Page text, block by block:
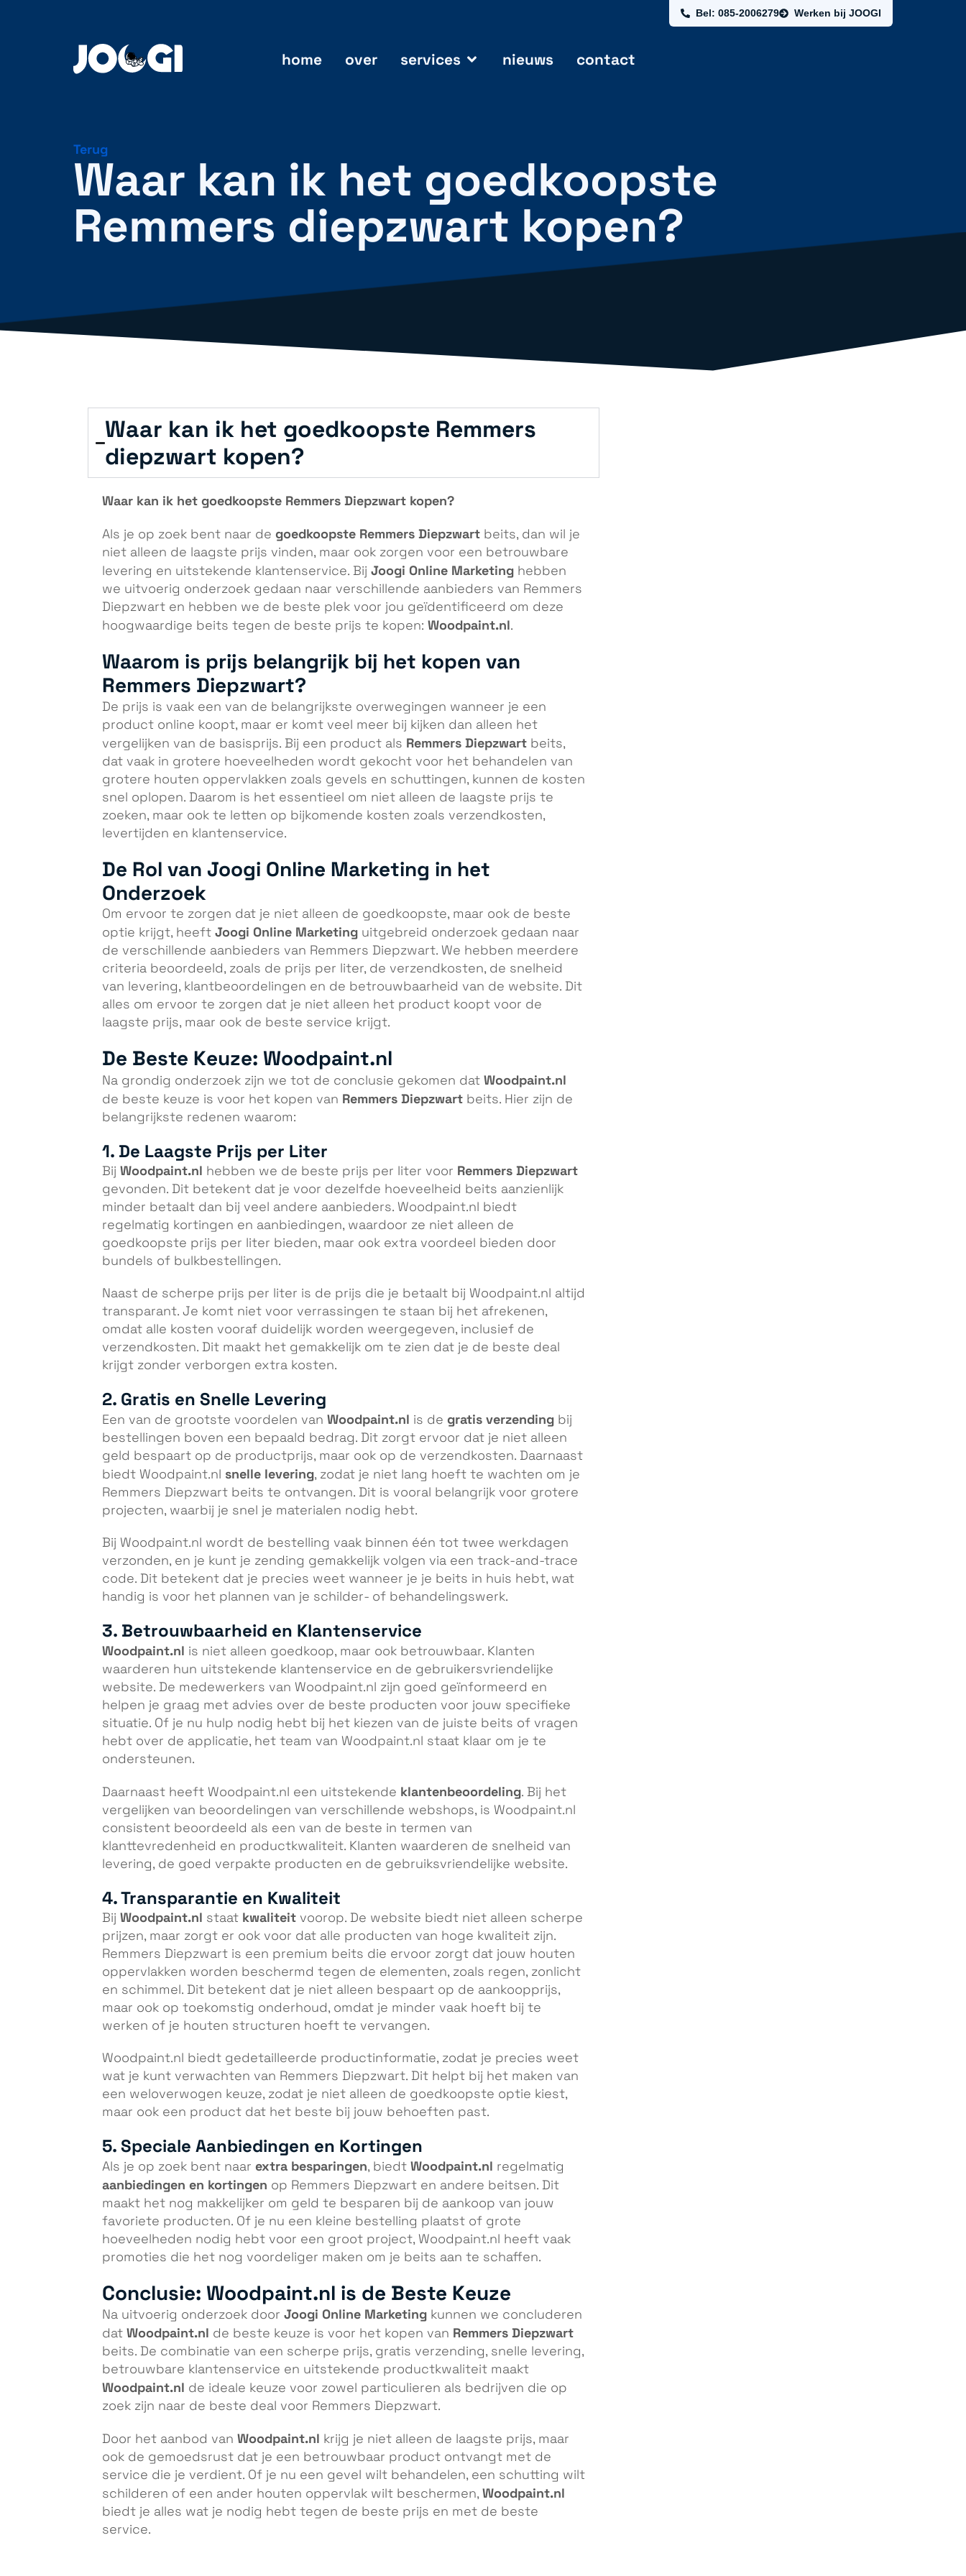
Bel: 085-2006279 Werken bij JOOGI
home over services nieuws contact
Terug
Waar kan ik het goedkoopste
Remmers diepzwart kopen?
Waar kan ik het goedkoopste Remmers
diepzwart kopen?
Waar kan ik het goedkoopste Remmers Diepzwart kopen?
Als je op zoek bent naar de goedkoopste Remmers Diepzwart beits, dan wil je
niet alleen de laagste prijs vinden, maar ook zorgen voor een betrouwbare
levering en uitstekende klantenservice. Bij Joogi Online Marketing hebben
we uitvoerig onderzoek gedaan naar verschillende aanbieders van Remmers
Diepzwart en hebben we de beste plek voor jou geïdentificeerd om deze
hoogwaardige beits tegen de beste prijs te kopen: Woodpaint.nl.
Waarom is prijs belangrijk bij het kopen van
Remmers Diepzwart?
De prijs is vaak een van de belangrijkste overwegingen wanneer je een
product online koopt, maar er komt veel meer bij kijken dan alleen het
vergelijken van de basisprijs. Bij een product als Remmers Diepzwart beits,
dat vaak in grotere hoeveelheden wordt gekocht voor het behandelen van
grotere houten oppervlakken zoals gevels en schuttingen, kunnen de kosten
snel oplopen. Daarom is het essentieel om niet alleen de laagste prijs te
zoeken, maar ook te letten op bijkomende kosten zoals verzendkosten,
levertijden en klantenservice.
De Rol van Joogi Online Marketing in het
Onderzoek
Om ervoor te zorgen dat je niet alleen de goedkoopste, maar ook de beste
optie krijgt, heeft Joogi Online Marketing uitgebreid onderzoek gedaan naar
de verschillende aanbieders van Remmers Diepzwart. We hebben meerdere
criteria beoordeeld, zoals de prijs per liter, de verzendkosten, de snelheid
van levering, klantbeoordelingen en de betrouwbaarheid van de website. Dit
alles om ervoor te zorgen dat je niet alleen het product koopt voor de
laagste prijs, maar ook de beste service krijgt.
De Beste Keuze: Woodpaint.nl
Na grondig onderzoek zijn we tot de conclusie gekomen dat Woodpaint.nl
de beste keuze is voor het kopen van Remmers Diepzwart beits. Hier zijn de
belangrijkste redenen waarom:
1. De Laagste Prijs per Liter
Bij Woodpaint.nl hebben we de beste prijs per liter voor Remmers Diepzwart
gevonden. Dit betekent dat je voor dezelfde hoeveelheid beits aanzienlijk
minder betaalt dan bij veel andere aanbieders. Woodpaint.nl biedt
regelmatig kortingen en aanbiedingen, waardoor ze niet alleen de
goedkoopste prijs per liter bieden, maar ook extra voordeel bieden door
bundels of bulkbestellingen.
Naast de scherpe prijs per liter is de prijs die je betaalt bij Woodpaint.nl altijd
transparant. Je komt niet voor verrassingen te staan bij het afrekenen,
omdat alle kosten vooraf duidelijk worden weergegeven, inclusief de
verzendkosten. Dit maakt het gemakkelijk om te zien dat je de beste deal
krijgt zonder verborgen extra kosten.
2. Gratis en Snelle Levering
Een van de grootste voordelen van Woodpaint.nl is de gratis verzending bij
bestellingen boven een bepaald bedrag. Dit zorgt ervoor dat je niet alleen
geld bespaart op de productprijs, maar ook op de verzendkosten. Daarnaast
biedt Woodpaint.nl snelle levering, zodat je niet lang hoeft te wachten om je
Remmers Diepzwart beits te ontvangen. Dit is vooral belangrijk voor grotere
projecten, waarbij je snel je materialen nodig hebt.
Bij Woodpaint.nl wordt de bestelling vaak binnen één tot twee werkdagen
verzonden, en je kunt je zending gemakkelijk volgen via een track-and-trace
code. Dit betekent dat je precies weet wanneer je je beits in huis hebt, wat
handig is voor het plannen van je schilder- of behandelingswerk.
3. Betrouwbaarheid en Klantenservice
Woodpaint.nl is niet alleen goedkoop, maar ook betrouwbaar. Klanten
waarderen hun uitstekende klantenservice en de gebruikersvriendelijke
website. De medewerkers van Woodpaint.nl zijn goed geïnformeerd en
helpen je graag met advies over de beste producten voor jouw specifieke
situatie. Of je nu hulp nodig hebt bij het kiezen van de juiste beits of vragen
hebt over de applicatie, het team van Woodpaint.nl staat klaar om je te
ondersteunen.
Daarnaast heeft Woodpaint.nl een uitstekende klantenbeoordeling. Bij het
vergelijken van beoordelingen van verschillende webshops, is Woodpaint.nl
consistent beoordeeld als een van de beste in termen van
klanttevredenheid en productkwaliteit. Klanten waarderen de snelheid van
levering, de goed verpakte producten en de gebruiksvriendelijke website.
4. Transparantie en Kwaliteit
Bij Woodpaint.nl staat kwaliteit voorop. De website biedt niet alleen scherpe
prijzen, maar zorgt er ook voor dat alle producten van hoge kwaliteit zijn.
Remmers Diepzwart is een premium beits die ervoor zorgt dat jouw houten
oppervlakken worden beschermd tegen de elementen, zoals regen, zonlicht
en schimmel. Dit betekent dat je niet alleen bespaart op de aankoopprijs,
maar ook op toekomstig onderhoud, omdat je minder vaak hoeft bij te
werken of je houten structuren hoeft te vervangen.
Woodpaint.nl biedt gedetailleerde productinformatie, zodat je precies weet
wat je kunt verwachten van Remmers Diepzwart. Dit helpt bij het maken van
een weloverwogen keuze, zodat je niet alleen de goedkoopste optie kiest,
maar ook een product dat het beste bij jouw behoeften past.
5. Speciale Aanbiedingen en Kortingen
Als je op zoek bent naar extra besparingen, biedt Woodpaint.nl regelmatig
aanbiedingen en kortingen op Remmers Diepzwart en andere beitsen. Dit
maakt het nog makkelijker om geld te besparen bij de aankoop van jouw
favoriete producten. Of je nu een kleine bestelling plaatst of grote
hoeveelheden nodig hebt voor een groot project, Woodpaint.nl heeft vaak
promoties die het nog voordeliger maken om je beits aan te schaffen.
Conclusie: Woodpaint.nl is de Beste Keuze
Na uitvoerig onderzoek door Joogi Online Marketing kunnen we concluderen
dat Woodpaint.nl de beste keuze is voor het kopen van Remmers Diepzwart
beits. De combinatie van een scherpe prijs, gratis verzending, snelle levering,
betrouwbare klantenservice en uitstekende productkwaliteit maakt
Woodpaint.nl de ideale keuze voor zowel particulieren als bedrijven die op
zoek zijn naar de beste deal voor Remmers Diepzwart.
Door het aanbod van Woodpaint.nl krijg je niet alleen de laagste prijs, maar
ook de gemoedsrust dat je een betrouwbaar product ontvangt met de
service die je verdient. Of je nu een gevel wilt behandelen, een schutting wilt
schilderen of een ander houten oppervlak wilt beschermen, Woodpaint.nl
biedt je alles wat je nodig hebt tegen de beste prijs en met de beste
service.